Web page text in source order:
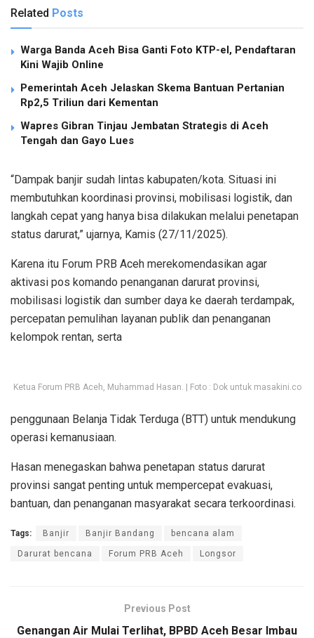
Related Posts
Warga Banda Aceh Bisa Ganti Foto KTP-el, Pendaftaran
Kini Wajib Online
Pemerintah Aceh Jelaskan Skema Bantuan Pertanian
Rp2,5 Triliun dari Kementan
Wapres Gibran Tinjau Jembatan Strategis di Aceh
Tengah dan Gayo Lues
“Dampak banjir sudah lintas kabupaten/kota. Situasi ini
membutuhkan koordinasi provinsi, mobilisasi logistik, dan
langkah cepat yang hanya bisa dilakukan melalui penetapan
status darurat,” ujarnya, Kamis (27/11/2025).
Karena itu Forum PRB Aceh merekomendasikan agar
aktivasi pos komando penanganan darurat provinsi,
mobilisasi logistik dan sumber daya ke daerah terdampak,
percepatan pemulihan layanan publik dan penanganan
kelompok rentan, serta
Ketua Forum PRB Aceh, Muhammad Hasan. | Foto : Dok untuk masakini.co
penggunaan Belanja Tidak Terduga (BTT) untuk mendukung
operasi kemanusiaan.
Hasan menegaskan bahwa penetapan status darurat
provinsi sangat penting untuk mempercepat evakuasi,
bantuan, dan penanganan masyarakat secara terkoordinasi.
Tags: Banjir Banjir Bandang bencana alam
Darurat bencana Forum PRB Aceh Longsor
Previous Post
Genangan Air Mulai Terlihat, BPBD Aceh Besar Imbau